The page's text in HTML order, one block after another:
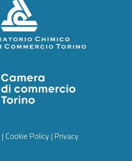
| Cookie Policy | Privacy